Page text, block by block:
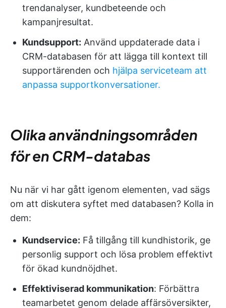
trendanalyser, kundbeteende och
kampanjresultat.
Kundsupport: Använd uppdaterade data i
CRM-databasen för att lägga till kontext till
supportärenden och hjälpa serviceteam att
anpassa supportkonversationer.
Olika användningsområden
för en CRM-databas
Nu när vi har gått igenom elementen, vad sägs
om att diskutera syftet med databasen? Kolla in
dem:
Kundservice: Få tillgång till kundhistorik, ge
personlig support och lösa problem effektivt
för ökad kundnöjdhet.
Effektiviserad kommunikation: Förbättra
teamarbetet genom delade affärsöversikter,